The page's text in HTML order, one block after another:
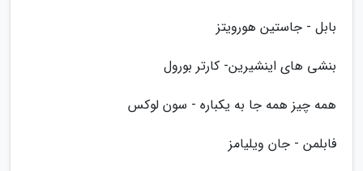
بابل - جاستین هورویتز
بنشی های اینشیرین- کارتر بورول
همه چیز همه جا به یکباره - سون لوکس
فابلمن - جان ویلیامز